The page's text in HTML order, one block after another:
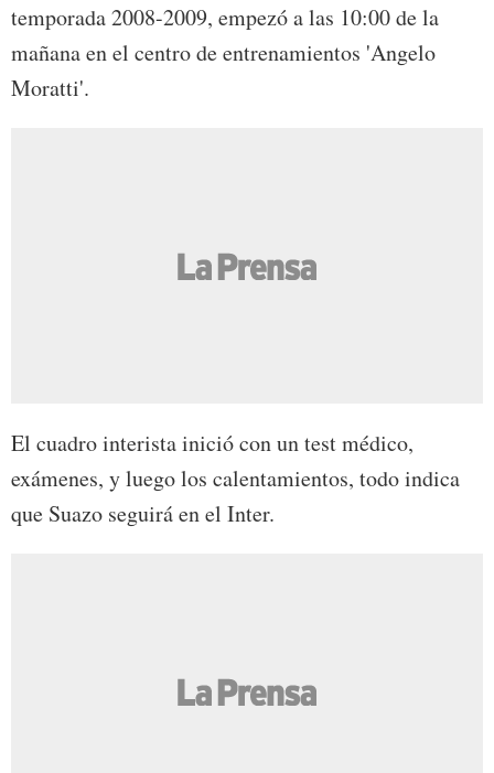
temporada 2008-2009, empezó a las 10:00 de la
mañana en el centro de entrenamientos 'Angelo
Moratti'.
El cuadro interista inició con un test médico,
exámenes, y luego los calentamientos, todo indica
que Suazo seguirá en el Inter.